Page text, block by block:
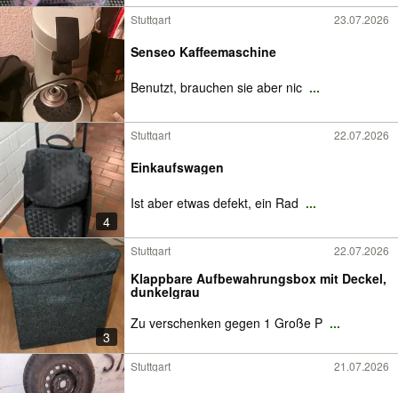
Stuttgart 23.07.2026
Senseo Kaffeemaschine
Benutzt, brauchen sie aber nic ...
4
Stuttgart 22.07.2026
Einkaufswagen
Ist aber etwas defekt, ein Rad ...
3
Stuttgart 22.07.2026
Klappbare Aufbewahrungsbox mit Deckel,
dunkelgrau
Zu verschenken gegen 1 Große P ...
Stuttgart 21.07.2026